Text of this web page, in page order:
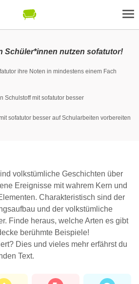
Schüler*innen nutzen sofatutor!
ihre Noten in mindestens einem Fach
Schulstoff mit sofatutor besser
sofatutor besser auf Schularbeiten vorbereiten
volkstümliche Geschichten über
Ereignisse mit wahrem Kern und
Charakteristisch sind der
und der volkstümliche
Finde heraus, welche Arten es gibt
berühmte Beispiele!
Dies und vieles mehr erfährst du
Text.